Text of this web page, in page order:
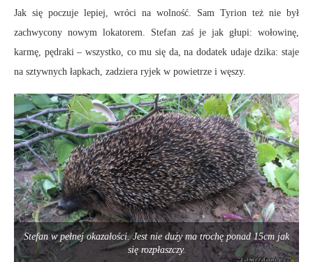
Jak się poczuje lepiej, wróci na wolność. Sam Tyrion też nie był
zachwycony nowym lokatorem. Stefan zaś je jak głupi: wołowinę,
karmę, pędraki – wszystko, co mu się da, na dodatek udaje dzika: staje
na sztywnych łapkach, zadziera ryjek w powietrze i węszy.
Stefan w pełnej okazałości. Jest nie duży ma trochę ponad 15cm jak
się rozpłaszczy.